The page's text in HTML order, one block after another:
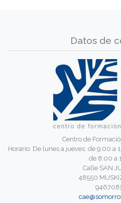
Datos de
Centro de
Horario: De lunes a jueves: de 9:00 a
de 8:00 a
Calle SAN
48550